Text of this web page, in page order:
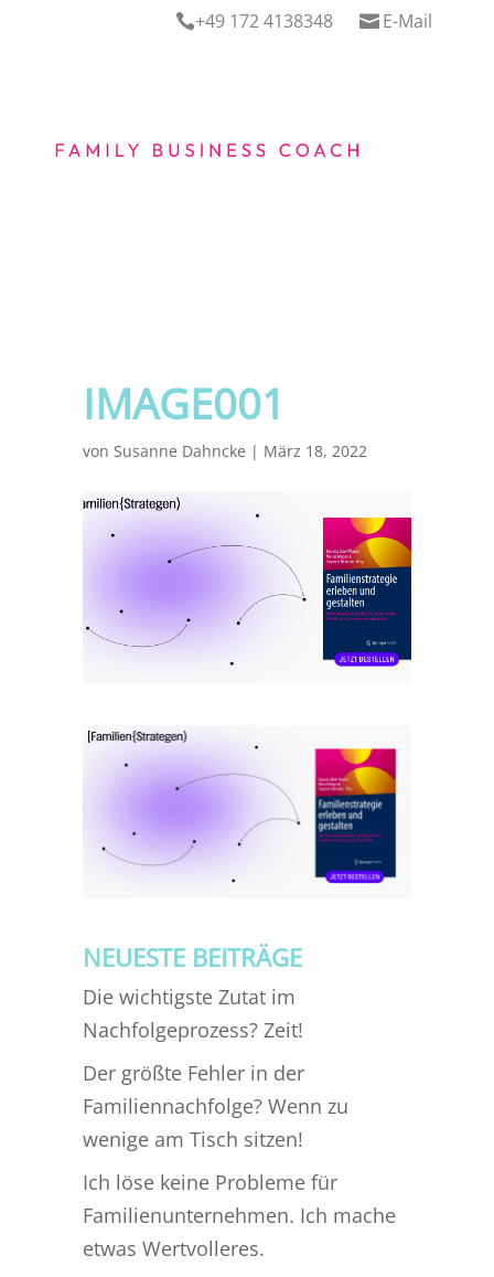
+49 172 4138348  E-Mail
IMAGE001
von Susanne Dahncke | März 18, 2022
NEUESTE BEITRÄGE
Die wichtigste Zutat im
Nachfolgeprozess? Zeit!
Der größte Fehler in der
Familiennachfolge? Wenn zu
wenige am Tisch sitzen!
Ich löse keine Probleme für
Familienunternehmen. Ich mache
etwas Wertvolleres.